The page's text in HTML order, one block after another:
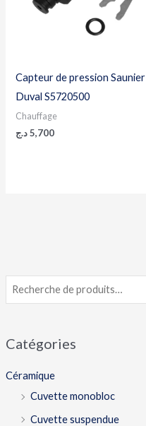
Catégories
Céramique
Cuvette monobloc
Cuvette suspendue
Capteur de pression Saunier
Duval S5720500
Chauffage
5,700 د.ج